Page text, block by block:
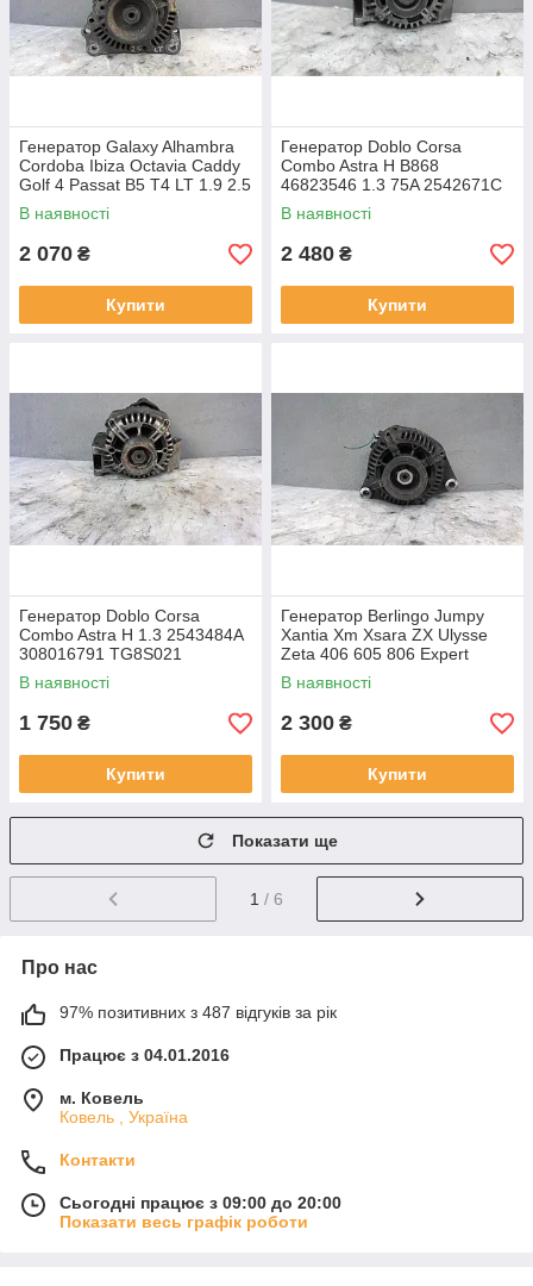
Генератор Galaxy Alhambra
Cordoba Ibiza Octavia Caddy
Golf 4 Passat B5 T4 LT 1.9 2.5
028903027P 0123515016
В наявності
2 070 ₴
Купити
Генератор Doblo Corsa
Combo Astra H B868
46823546 1.3 75A 2542671C
TG8S010 Valeo
В наявності
2 480 ₴
Купити
Генератор Doblo Corsa
Combo Astra H 1.3 2543484A
308016791 TG8S021
51784847 75A Valeo
В наявності
1 750 ₴
Купити
Генератор Berlingo Jumpy
Xantia Xm Xsara ZX Ulysse
Zeta 406 605 806 Expert
partner 1.8 1.9 2541760B
A13VI95
В наявності
2 300 ₴
Купити
Показати ще
1 / 6
Про нас
97% позитивних з 487 відгуків за рік
Працює з 04.01.2016
м. Ковель
Ковель , Україна
Контакти
Сьогодні працює з 09:00 до 20:00
Показати весь графік роботи